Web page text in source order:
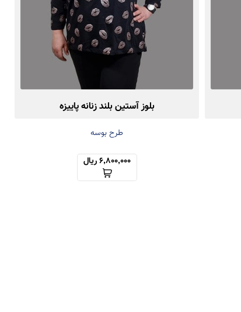
بلوز آستین بلند زنانه پاییزه
طرح بوسه
6,800,000 ریال